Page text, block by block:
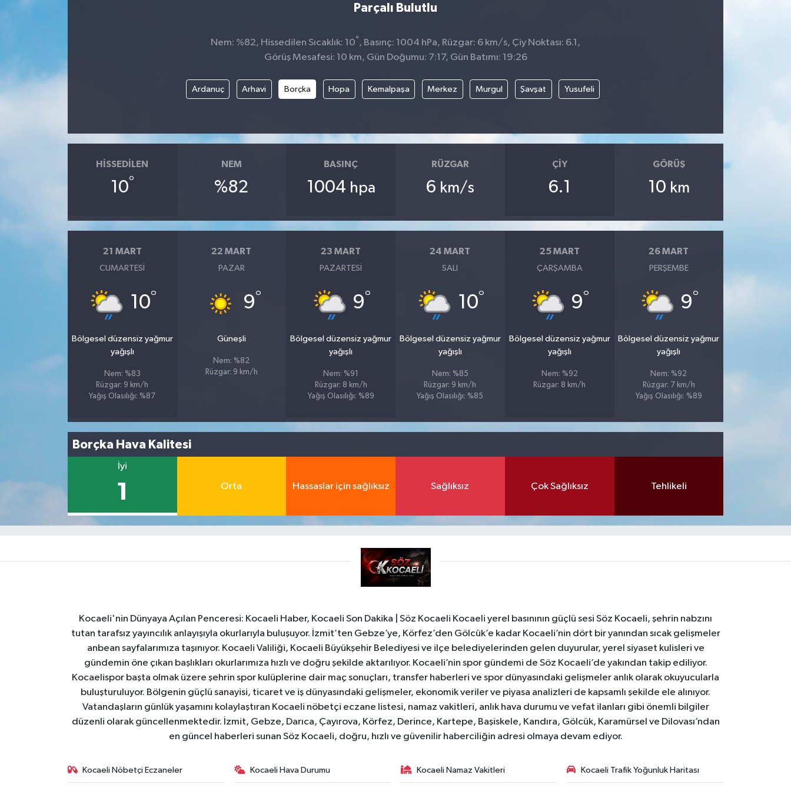
Parçalı Bulutlu
Nem: %82, Hissedilen Sıcaklık: 10° , Basınç: 1004 hPa, Rüzgar: 6 km/s, Çiy Noktası: 6.1,
Görüş Mesafesi: 10 km, Gün Doğumu: 7:17, Gün Batımı: 19:26
Ardanuç Arhavi Borçka Hopa Kemalpaşa Merkez Murgul Şavşat Yusufeli
HISSEDILEN
10°
NEM
%82
BASINÇ
1004 hpa
RÜZGAR
6 km/s
ÇIY
6.1
GÖRÜŞ
10 km
21 MART
CUMARTESI
10°
Bölgesel düzensiz yağmur
yağışlı
Nem: %83
Rüzgar: 9 km/h
Yağış Olasılığı: %87
22 MART
PAZAR
9°
Güneşli
Nem: %82
Rüzgar: 9 km/h
23 MART
PAZARTESI
9°
Bölgesel düzensiz yağmur
yağışlı
Nem: %91
Rüzgar: 8 km/h
Yağış Olasılığı: %89
24 MART
SALI
10°
Bölgesel düzensiz yağmur
yağışlı
Nem: %85
Rüzgar: 9 km/h
Yağış Olasılığı: %85
25 MART
ÇARŞAMBA
9°
Bölgesel düzensiz yağmur
yağışlı
Nem: %92
Rüzgar: 8 km/h
26 MART
PERŞEMBE
9°
Bölgesel düzensiz yağmur
yağışlı
Nem: %92
Rüzgar: 7 km/h
Yağış Olasılığı: %89
Borçka Hava Kalitesi
İyi
1 Orta Hassaslar için sağlıksız Sağlıksız Çok Sağlıksız Tehlikeli
Kocaeli'nin Dünyaya Açılan Penceresi: Kocaeli Haber, Kocaeli Son Dakika | Söz Kocaeli Kocaeli yerel basınının güçlü sesi Söz Kocaeli, şehrin nabzını
tutan tarafsız yayıncılık anlayışıyla okurlarıyla buluşuyor. İzmit’ten Gebze’ye, Körfez’den Gölcük’e kadar Kocaeli’nin dört bir yanından sıcak gelişmeler
anbean sayfalarımıza taşınıyor. Kocaeli Valiliği, Kocaeli Büyükşehir Belediyesi ve ilçe belediyelerinden gelen duyurular, yerel siyaset kulisleri ve
gündemin öne çıkan başlıkları okurlarımıza hızlı ve doğru şekilde aktarılıyor. Kocaeli’nin spor gündemi de Söz Kocaeli’de yakından takip ediliyor.
Kocaelispor başta olmak üzere şehrin spor kulüplerine dair maç sonuçları, transfer haberleri ve spor dünyasındaki gelişmeler anlık olarak okuyucularla
buluşturuluyor. Bölgenin güçlü sanayisi, ticaret ve iş dünyasındaki gelişmeler, ekonomik veriler ve piyasa analizleri de kapsamlı şekilde ele alınıyor.
Vatandaşların günlük yaşamını kolaylaştıran Kocaeli nöbetçi eczane listesi, namaz vakitleri, anlık hava durumu ve vefat ilanları gibi önemli bilgiler
düzenli olarak güncellenmektedir. İzmit, Gebze, Darıca, Çayırova, Körfez, Derince, Kartepe, Başiskele, Kandıra, Gölcük, Karamürsel ve Dilovası’ndan
en güncel haberleri sunan Söz Kocaeli, doğru, hızlı ve güvenilir haberciliğin adresi olmaya devam ediyor.
Kocaeli Nöbetçi Eczaneler Kocaeli Hava Durumu Kocaeli Namaz Vakitleri Kocaeli Trafik Yoğunluk Haritası